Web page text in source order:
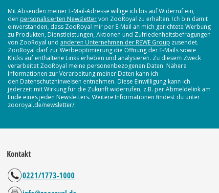
Mit Absenden meiner E-Mail-Adresse willige ich bis auf Widerruf ein,
den personalisierten Newslettervon ZooRoyal zu erhalten. Ich bin damit
einverstanden, dass ZooRoyal mir per E-Mail an mich gerichtete Werbung
zu Produkten, Dienstleistungen, Aktionen und Zufriedenheitsbefragungen
von ZooRoyal und anderen Unternehmen der REWE Group zusendet.
ZooRoyal darf zur Werbeoptimierung die Öffnung der E-Mails sowie
Klicks auf enthaltene Links erheben und analysieren. Zu diesem Zweck
verarbeitet ZooRoyal meine personenbezogenen Daten. Nähere
Informationen zur Verarbeitung meiner Daten kann ich
den Datenschutzhinweisen entnehmen. Diese Einwilligung kann ich
jederzeit mit Wirkung für die Zukunft widerrufen, z.B. per Abmeldelink am
Ende eines jeden Newsletters. Weitere Informationen findest du unter
zooroyal.de/newsletter/.
Kontakt
0221/1773-1000